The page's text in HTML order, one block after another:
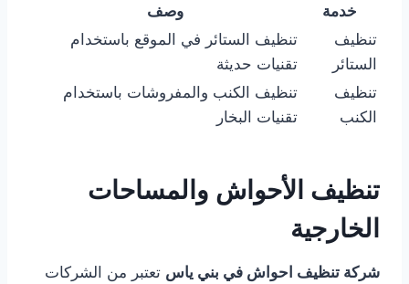
خدمة
وصف
تنظيف
الستائر
تنظيف الستائر في الموقع باستخدام
تقنيات حديثة
تنظيف
الكنب
تنظيف الكنب والمفروشات باستخدام
تقنيات البخار
تنظيف الأحواش والمساحات
الخارجية
شركة تنظيف احواش في بني ياس تعتبر من الشركات